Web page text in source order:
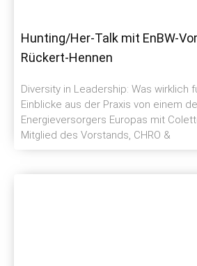
Hunting/Her-Talk mit EnBW-
Rückert-Hennen
Diversity in Leadership: Was wirklich
Einblicke aus der Praxis von einem
Energieversorgers Europas mit
Mitglied des Vorstands, CHRO &